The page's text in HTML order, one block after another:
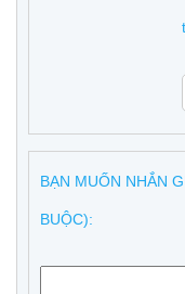
BẠN MUỐN NHẮN
BUỘC):